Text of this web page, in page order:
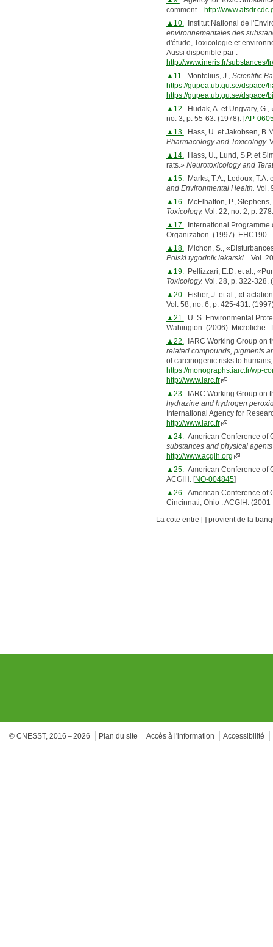
comment. http://
▲10.Institut National de
environnementales des
d'étude, Toxicologie et
Aussi disponible par :
http://www.ineris.fr/substances/
▲11.Montelius, J., Scientific
https://gupea.ub.gu.se/dspace/
https://gupea.ub.gu.se/dspace/
▲12.Hudak, A. et Ungvary, G.,
no. 3, p. 55-63. (1978). [AP-
▲13.Hass, U. et Jakobsen,
Pharmacology and Toxicology.
▲14.Hass, U., Lund, S.P. et
rats.» Neurotoxicology and
▲15.Marks, T.A., Ledoux, T.A.
and Environmental Health. Vol.
▲16.McElhatton, P.,
Toxicology. Vol. 22, no. 2, p.
▲17.International Programme
Organization. (1997).
▲18.Michon, S.,
Polski tygodnik lekarski. . Vol.
▲19.Pellizzari, E.D. et al.,
Toxicology. Vol. 28, p. 322-328.
▲20.Fisher, J. et al.,
Vol. 58, no. 6, p. 425-431.
▲21.U. S. Environmental
Wahington. (2006). Microfiche
▲22.IARC Working Group on
related compounds, pigments
of carcinogenic risks to
https://monographs.iarc.fr/wp-
http://www.iarc.fr
▲23.IARC Working Group on
hydrazine and hydrogen
International Agency for
http://www.iarc.fr
▲24.American Conference of
substances and physical
http://www.acgih.org
▲25.American Conference of
ACGIH. [NO-004845]
▲26.American Conference of
Cincinnati, Ohio : ACGIH.
La cote entre [ ] provient de la
© CNESST, 2016 – 2026 Plan du site Accès à l'information Accessibilité